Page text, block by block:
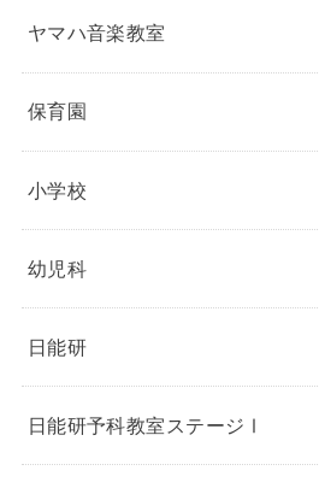
ヤマハ音楽教室
保育園
小学校
幼児科
日能研
日能研予科教室ステージⅠ